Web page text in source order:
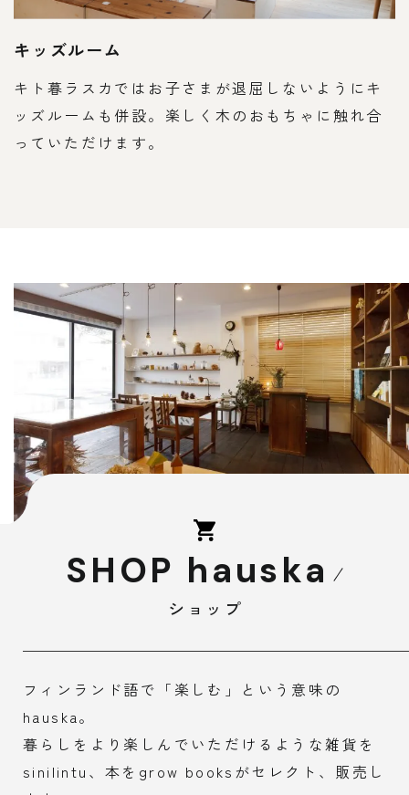
キッズルーム
キト暮ラスカではお子さまが退屈しないようにキ
ッズルームも併設。楽しく木のおもちゃに触れ合
っていただけます。
SHOP hauska
ショップ
フィンランド語で「楽しむ」という意味の
hauska。
暮らしをより楽しんでいただけるような雑貨を
sinilintu、本をgrow booksがセレクト、販売し